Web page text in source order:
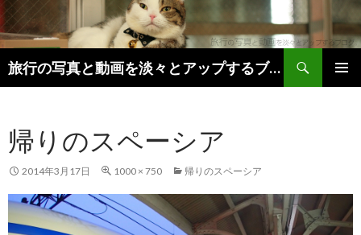
旅行の写真と動画を淡々とアップするブログ。
検索
帰りのスペーシア
2014年3月17日 1000 × 750 帰りのスペーシア